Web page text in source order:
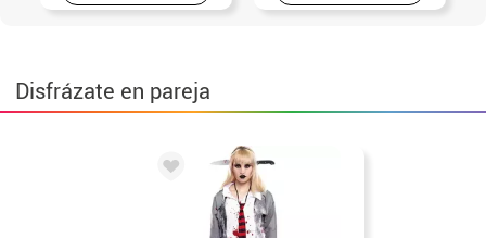
Disfrázate en pareja